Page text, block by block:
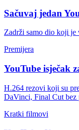
Sačuvaj jedan
Zadrži samo dio koji je
Premijera
YouTube isječak
H.264 rezovi koji su
DaVinci, Final Cut bez
Kratki filmovi